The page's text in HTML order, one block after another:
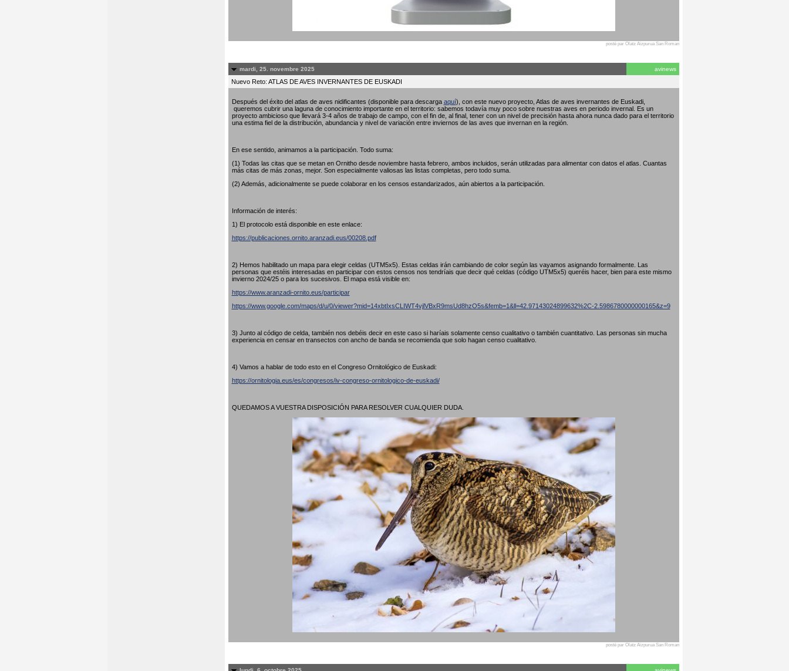
posté par Olatz Aizpurua San Roman
mardi, 25. novembre 2025 avinews
Nuevo Reto: ATLAS DE AVES INVERNANTES DE EUSKADI
Después del éxito del atlas de aves nidificantes (disponible para descarga aquí), con este nuevo proyecto, Atlas de aves invernantes de Euskadi,
queremos cubrir una laguna de conocimiento importante en el territorio: sabemos todavía muy poco sobre nuestras aves en periodo invernal. Es un
proyecto ambicioso que llevará 3-4 años de trabajo de campo, con el fin de, al final, tener con un nivel de precisión hasta ahora nunca dado para el territorio
una estima fiel de la distribución, abundancia y nivel de variación entre inviernos de las aves que invernan en la región.
En ese sentido, animamos a la participación. Todo suma:
(1) Todas las citas que se metan en Ornitho desde noviembre hasta febrero, ambos incluidos, serán utilizadas para alimentar con datos el atlas. Cuantas
más citas de más zonas, mejor. Son especialmente valiosas las listas completas, pero todo suma.
(2) Además, adicionalmente se puede colaborar en los censos estandarizados, aún abiertos a la participación.
Información de interés:
1) El protocolo está disponible en este enlace:
https://publicaciones.ornito.aranzadi.eus/00208.pdf
2) Hemos habilitado un mapa para elegir celdas (UTM5x5). Estas celdas irán cambiando de color según las vayamos asignando formalmente. Las
personas que estéis interesadas en participar con estos censos nos tendríais que decir qué celdas (código UTM5x5) queréis hacer, bien para este mismo
invierno 2024/25 o para los sucesivos. El mapa está visible en:
https://www.aranzadi-ornito.eus/participar
https://www.google.com/maps/d/u/0/viewer?mid=14xbtIxsCLIWT4vjlVBxR9msUd8hzO5s&femb=1&ll=42.97143024899632%2C-2.5986780000000165&z=9
3) Junto al código de celda, también nos debéis decir en este caso si haríais solamente censo cualitativo o también cuantitativo. Las personas sin mucha
experiencia en censar en transectos con ancho de banda se recomienda que solo hagan censo cualitativo.
4) Vamos a hablar de todo esto en el Congreso Ornitológico de Euskadi:
https://ornitologia.eus/es/congresos/iv-congreso-ornitologico-de-euskadi/
QUEDAMOS A VUESTRA DISPOSICIÓN PARA RESOLVER CUALQUIER DUDA.
posté par Olatz Aizpurua San Roman